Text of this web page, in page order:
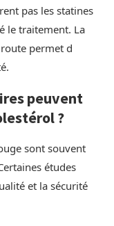
pas les statines
le traitement. La
permet d
peuvent
?
sont souvent
études
et la sécurité